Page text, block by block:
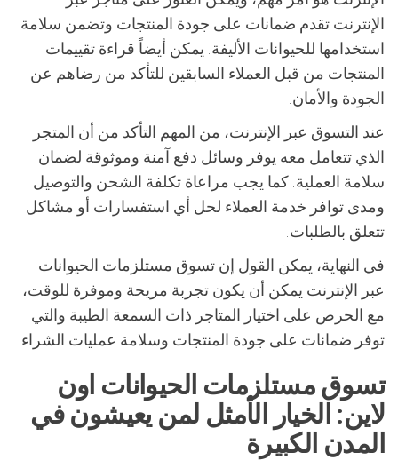
الإنترنت تقدم ضمانات على جودة المنتجات وتضمن سلامة
استخدامها للحيوانات الأليفة. يمكن أيضاً قراءة تقييمات
المنتجات من قبل العملاء السابقين للتأكد من رضاهم عن
الجودة والأمان.
عند التسوق عبر الإنترنت، من المهم التأكد من أن المتجر
الذي تتعامل معه يوفر وسائل دفع آمنة وموثوقة لضمان
سلامة العملية. كما يجب مراعاة تكلفة الشحن والتوصيل
ومدى توافر خدمة العملاء لحل أي استفسارات أو مشاكل
تتعلق بالطلبات.
في النهاية، يمكن القول إن تسوق مستلزمات الحيوانات
عبر الإنترنت يمكن أن يكون تجربة مريحة وموفرة للوقت،
مع الحرص على اختيار المتاجر ذات السمعة الطيبة والتي
توفر ضمانات على جودة المنتجات وسلامة عمليات الشراء.
تسوق مستلزمات الحيوانات اون
لاين: الخيار الأمثل لمن يعيشون في
المدن الكبيرة